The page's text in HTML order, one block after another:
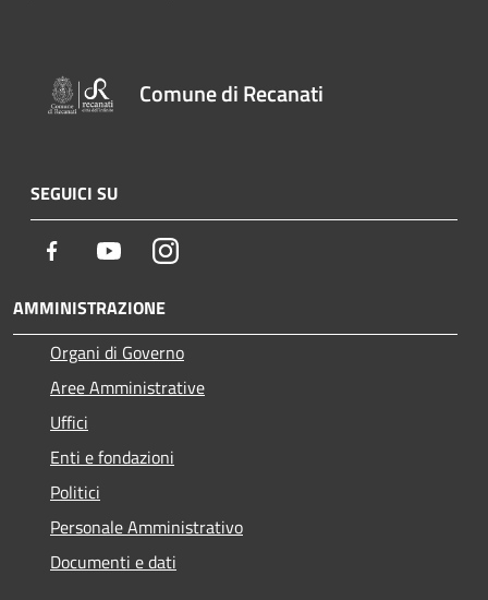
Comune di Recanati
SEGUICI SU
Facebook YoutubeInstagram
AMMINISTRAZIONE
Organi di Governo
Aree Amministrative
Uffici
Enti e fondazioni
Politici
Personale Amministrativo
Documenti e dati